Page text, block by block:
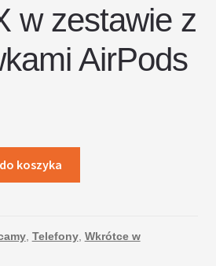
w zestawie z
AirPods
koszyka
, Telefony, Wkrótce w